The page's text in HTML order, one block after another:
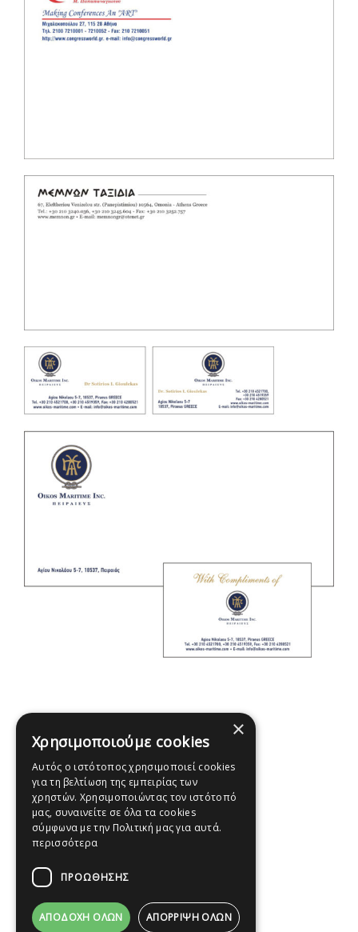
© Copyright 2012 - 2026
×
Χρησιμοποιούμε cookies
Αυτός ο ιστότοπος χρησιμοποιεί cookies
για τη βελτίωση της εμπειρίας των
χρηστών. Χρησιμοποιώντας τον ιστότοπό
μας, συναινείτε σε όλα τα cookies
σύμφωνα με την Πολιτική μας για αυτά.
περισσότερα
ΠΡΟΩΘΗΣΗΣ
ΑΠΟΔΟΧΉ ΌΛΩΝ ΑΠΌΡΡΙΨΗ ΌΛΩΝ